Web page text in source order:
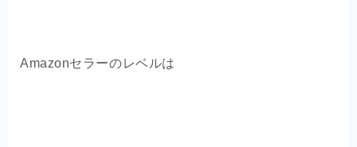
Amazonセラーのレベルは